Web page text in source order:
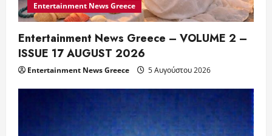
Entertainment News Greece
Entertainment News Greece – VOLUME 2 –
ISSUE 17 AUGUST 2026
Entertainment News Greece 5 Αυγούστου 2026